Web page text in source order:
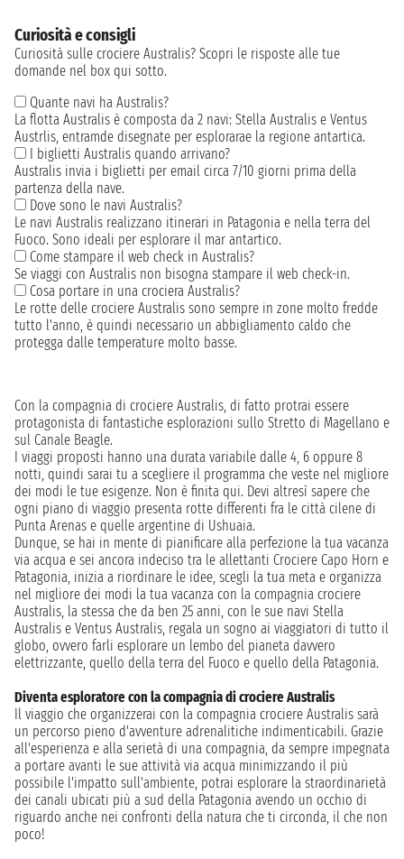
Curiosità e consigli
Curiosità sulle crociere Australis? Scopri le risposte alle tue
domande nel box qui sotto.
Quante navi ha Australis?
La flotta Australis è composta da 2 navi: Stella Australis e Ventus
Austrlis, entramde disegnate per esplorarae la regione antartica.
I biglietti Australis quando arrivano?
Australis invia i biglietti per email circa 7/10 giorni prima della
partenza della nave.
Dove sono le navi Australis?
Le navi Australis realizzano itinerari in Patagonia e nella terra del
Fuoco. Sono ideali per esplorare il mar antartico.
Come stampare il web check in Australis?
Se viaggi con Australis non bisogna stampare il web check-in.
Cosa portare in una crociera Australis?
Le rotte delle crociere Australis sono sempre in zone molto fredde
tutto l'anno, è quindi necessario un abbigliamento caldo che
protegga dalle temperature molto basse.
Con la compagnia di crociere Australis, di fatto protrai essere
protagonista di fantastiche esplorazioni sullo Stretto di Magellano e
sul Canale Beagle.
I viaggi proposti hanno una durata variabile dalle 4, 6 oppure 8
notti, quindi sarai tu a scegliere il programma che veste nel migliore
dei modi le tue esigenze. Non è finita qui. Devi altresì sapere che
ogni piano di viaggio presenta rotte differenti fra le città cilene di
Punta Arenas e quelle argentine di Ushuaia.
Dunque, se hai in mente di pianificare alla perfezione la tua vacanza
via acqua e sei ancora indeciso tra le allettanti Crociere Capo Horn e
Patagonia, inizia a riordinare le idee, scegli la tua meta e organizza
nel migliore dei modi la tua vacanza con la compagnia crociere
Australis, la stessa che da ben 25 anni, con le sue navi Stella
Australis e Ventus Australis, regala un sogno ai viaggiatori di tutto il
globo, ovvero farli esplorare un lembo del pianeta davvero
elettrizzante, quello della terra del Fuoco e quello della Patagonia.
Diventa esploratore con la compagnia di crociere Australis
Il viaggio che organizzerai con la compagnia crociere Australis sarà
un percorso pieno d'avventure adrenalitiche indimenticabili. Grazie
all'esperienza e alla serietà di una compagnia, da sempre impegnata
a portare avanti le sue attività via acqua minimizzando il più
possibile l'impatto sull'ambiente, potrai esplorare la straordinarietà
dei canali ubicati più a sud della Patagonia avendo un occhio di
riguardo anche nei confronti della natura che ti circonda, il che non
poco!